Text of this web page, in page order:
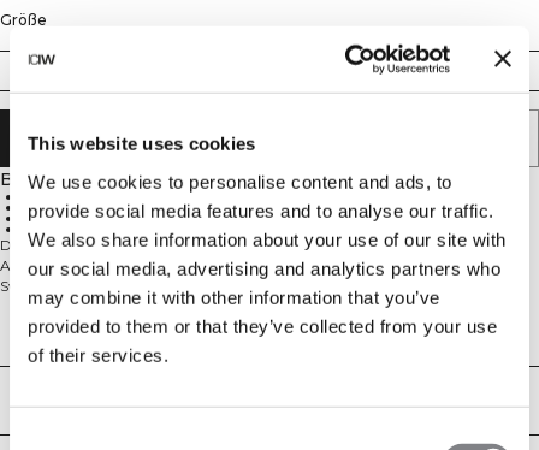
This website uses cookies
We use cookies to personalise content and ads, to
provide social media features and to analyse our traffic.
We also share information about your use of our site with
our social media, advertising and analytics partners who
may combine it with other information that you’ve
provided to them or that they’ve collected from your use
of their services.
Consent
Größe
S XL XXL
IN DEN WARENKORB LEGEN
Beschreibung
Taschen
Standard Passform
Alltäglicher Komfort
Die Everyday Sweat Pants sind perfekt für das Training im Fitnessstudio, die
Arbeit oder zum Entspannen zu Hause. Sie bieten den klassischen
Sweathosen-Look mit normaler Passform und bestehen aus einer weichen,
angerauten Mischung aus 60% Baumwolle und 40% Polyester. Mit
praktischen Seitentaschen und einem verstellbaren Kordelzug in der Taille
sorgen sie für einfachen, ganztägigen Komfort. Die Hose verfügt über eine
normale Passform, Kordelzug in der Taille und Seitentaschen für maximalen
Technical Aspects